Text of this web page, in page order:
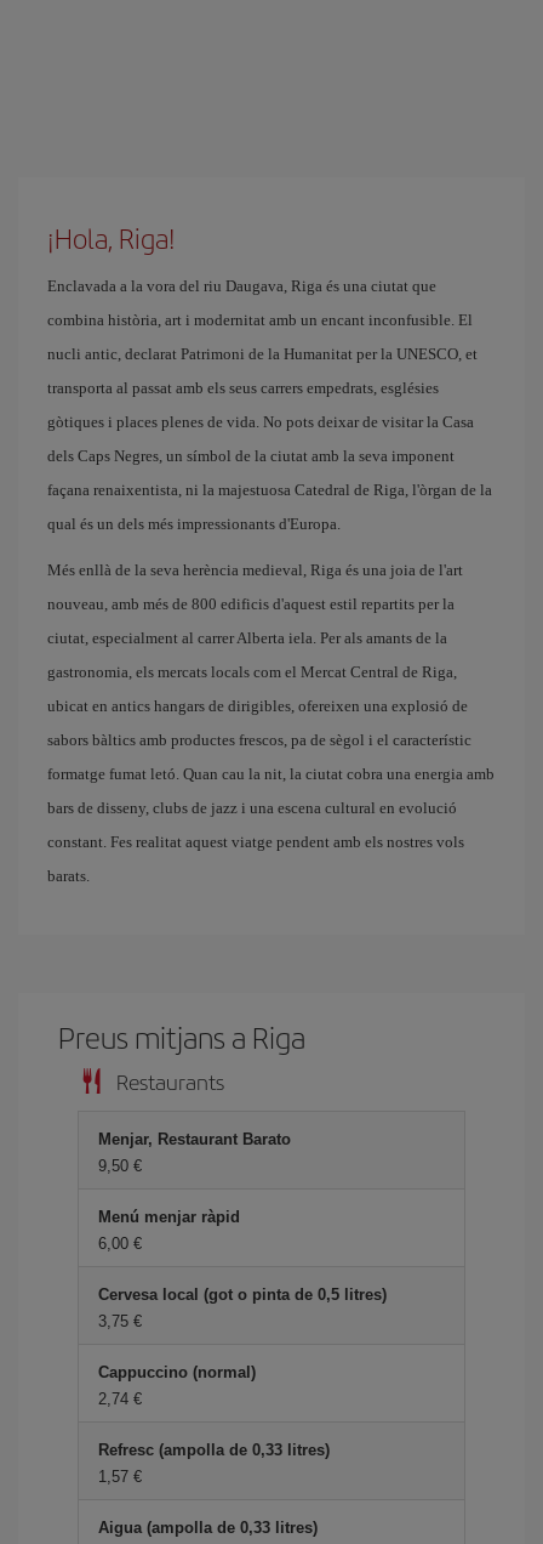
¡Hola, Riga!
Enclavada a la vora del riu Daugava, Riga és una ciutat que
combina història, art i modernitat amb un encant inconfusible. El
nucli antic, declarat Patrimoni de la Humanitat per la UNESCO, et
transporta al passat amb els seus carrers empedrats, esglésies
gòtiques i places plenes de vida. No pots deixar de visitar la Casa
dels Caps Negres, un símbol de la ciutat amb la seva imponent
façana renaixentista, ni la majestuosa Catedral de Riga, l'òrgan de la
qual és un dels més impressionants d'Europa.
Més enllà de la seva herència medieval, Riga és una joia de l'art
nouveau, amb més de 800 edificis d'aquest estil repartits per la
ciutat, especialment al carrer Alberta iela. Per als amants de la
gastronomia, els mercats locals com el Mercat Central de Riga,
ubicat en antics hangars de dirigibles, ofereixen una explosió de
sabors bàltics amb productes frescos, pa de sègol i el característic
formatge fumat letó. Quan cau la nit, la ciutat cobra una energia amb
bars de disseny, clubs de jazz i una escena cultural en evolució
constant. Fes realitat aquest viatge pendent amb els nostres vols
barats.
Preus mitjans a Riga
Restaurants
Menjar, Restaurant Barato
9,50
Menú menjar ràpid
6,00
Cervesa local (got o pinta de 0,5 litres)
3,75
Cappuccino (normal)
2,74
Refresc (ampolla de 0,33 litres)
1,57
Aigua (ampolla de 0,33 litres)